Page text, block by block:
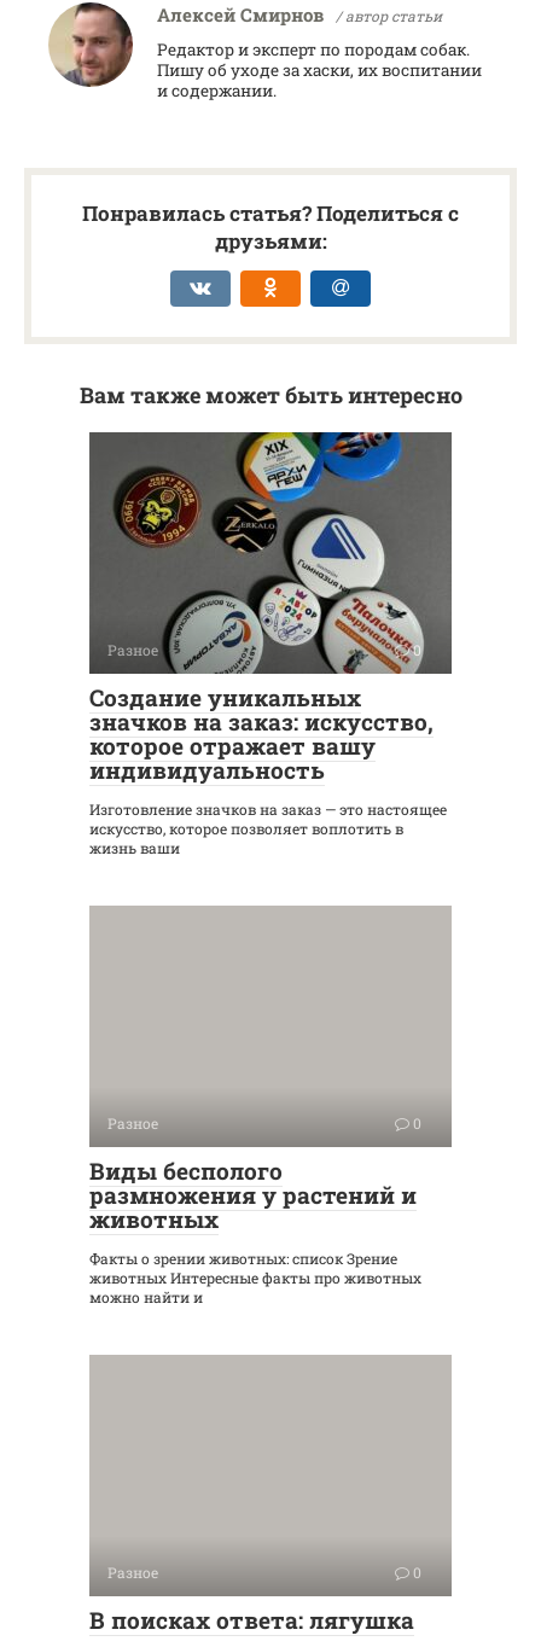
Алексей Смирнов / автор статьи
Редактор и эксперт по породам собак.
Пишу об уходе за хаски, их воспитании
и содержании.
Понравилась статья? Поделиться с
друзьями:
Вам также может быть интересно
Разное 0
Создание уникальных
значков на заказ: искусство,
которое отражает вашу
индивидуальность
Изготовление значков на заказ — это настоящее
искусство, которое позволяет воплотить в
жизнь ваши
Разное 0
Виды бесполого
размножения у растений и
животных
Факты о зрении животных: список Зрение
животных Интересные факты про животных
можно найти и
Разное 0
В поисках ответа: лягушка